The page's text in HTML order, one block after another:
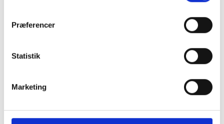
Præferencer
Statistik
Marketing